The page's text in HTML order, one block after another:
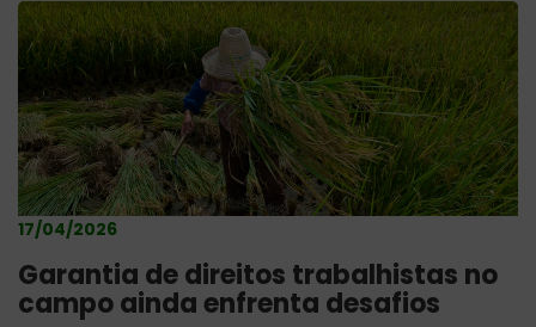
17/04/2026
Garantia de direitos trabalhistas no
campo ainda enfrenta desafios